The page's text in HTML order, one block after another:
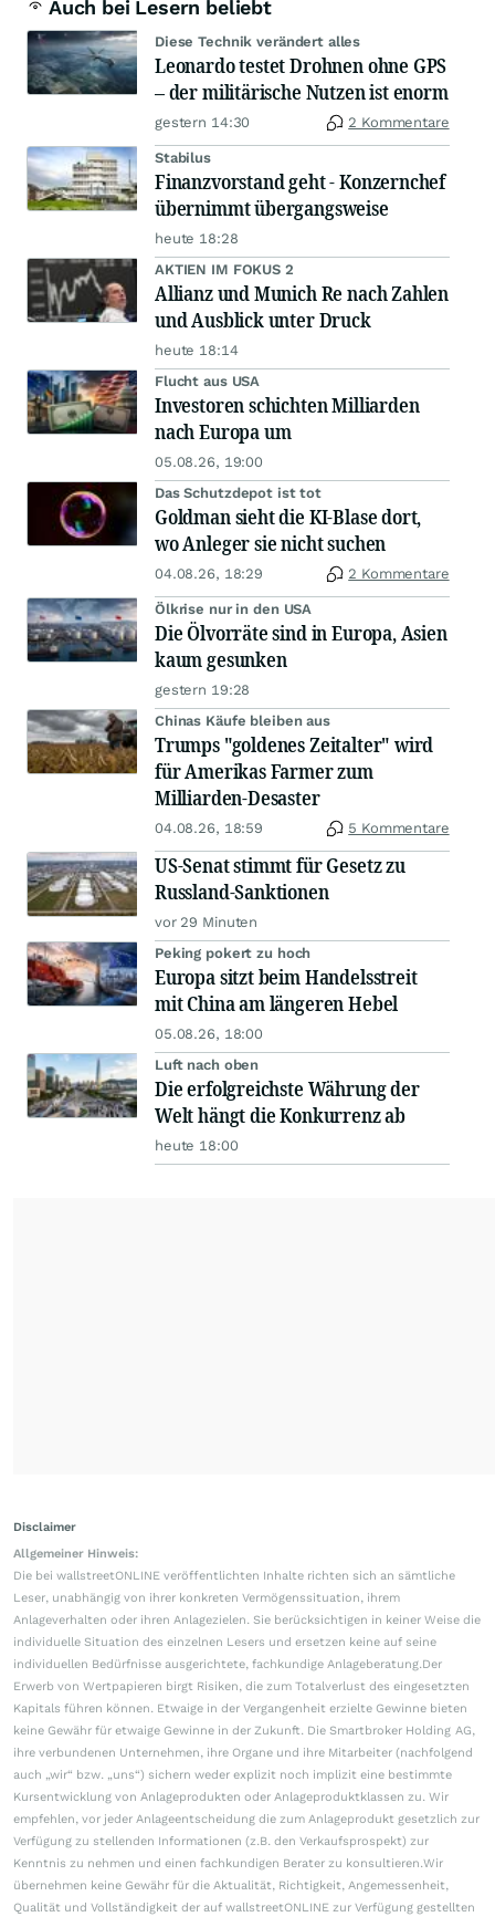
Auch bei Lesern beliebt
Diese Technik verändert alles
Leonardo testet Drohnen ohne GPS
– der militärische Nutzen ist enorm
gestern 14:30 2 Kommentare
Stabilus
Finanzvorstand geht - Konzernchef
übernimmt übergangsweise
heute 18:28
AKTIEN IM FOKUS 2
Allianz und Munich Re nach Zahlen
und Ausblick unter Druck
heute 18:14
Flucht aus USA
Investoren schichten Milliarden
nach Europa um
05.08.26, 19:00
Das Schutzdepot ist tot
Goldman sieht die KI-Blase dort,
wo Anleger sie nicht suchen
04.08.26, 18:29 2 Kommentare
Ölkrise nur in den USA
Die Ölvorräte sind in Europa, Asien
kaum gesunken
gestern 19:28
Chinas Käufe bleiben aus
Trumps "goldenes Zeitalter" wird
für Amerikas Farmer zum
Milliarden-Desaster
04.08.26, 18:59 5 Kommentare
US-Senat stimmt für Gesetz zu
Russland-Sanktionen
vor 29 Minuten
Peking pokert zu hoch
Europa sitzt beim Handelsstreit
mit China am längeren Hebel
05.08.26, 18:00
Luft nach oben
Die erfolgreichste Währung der
Welt hängt die Konkurrenz ab
heute 18:00
Disclaimer
Allgemeiner Hinweis:
Die bei wallstreetONLINE veröffentlichten Inhalte richten sich an sämtliche
Leser, unabhängig von ihrer konkreten Vermögenssituation, ihrem
Anlageverhalten oder ihren Anlagezielen. Sie berücksichtigen in keiner Weise die
individuelle Situation des einzelnen Lesers und ersetzen keine auf seine
individuellen Bedürfnisse ausgerichtete, fachkundige Anlageberatung.Der
Erwerb von Wertpapieren birgt Risiken, die zum Totalverlust des eingesetzten
Kapitals führen können. Etwaige in der Vergangenheit erzielte Gewinne bieten
keine Gewähr für etwaige Gewinne in der Zukunft. Die Smartbroker Holding AG,
ihre verbundenen Unternehmen, ihre Organe und ihre Mitarbeiter (nachfolgend
auch „wir“ bzw. „uns“) sichern weder explizit noch implizit eine bestimmte
Kursentwicklung von Anlageprodukten oder Anlageproduktklassen zu. Wir
empfehlen, vor jeder Anlageentscheidung die zum Anlageprodukt gesetzlich zur
Verfügung zu stellenden Informationen (z.B. den Verkaufsprospekt) zur
Kenntnis zu nehmen und einen fachkundigen Berater zu konsultieren.Wir
übernehmen keine Gewähr für die Aktualität, Richtigkeit, Angemessenheit,
Qualität und Vollständigkeit der auf wallstreetONLINE zur Verfügung gestellten